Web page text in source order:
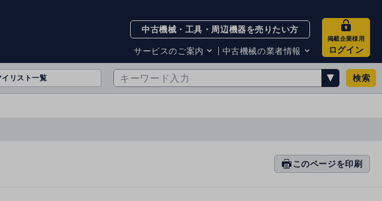
中古機械・工具・周辺機器を売りたい方
サービスのご案内
サービスのご案内
お知らせ
中古機械の業者情報
買取・査定業者リスト
掲載企業様用
ログイン
イリスト一覧 検索
prin このページを印刷